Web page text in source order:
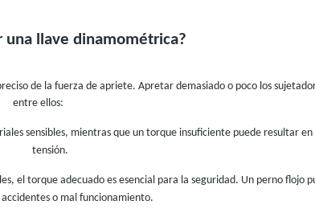
una llave dinamométrica?
de la fuerza de apriete. Apretar demasiado o poco los
entre ellos:
sensibles, mientras que un torque insuficiente puede resultar
tensión.
el torque adecuado es esencial para la seguridad. Un perno flojo
o mal funcionamiento.